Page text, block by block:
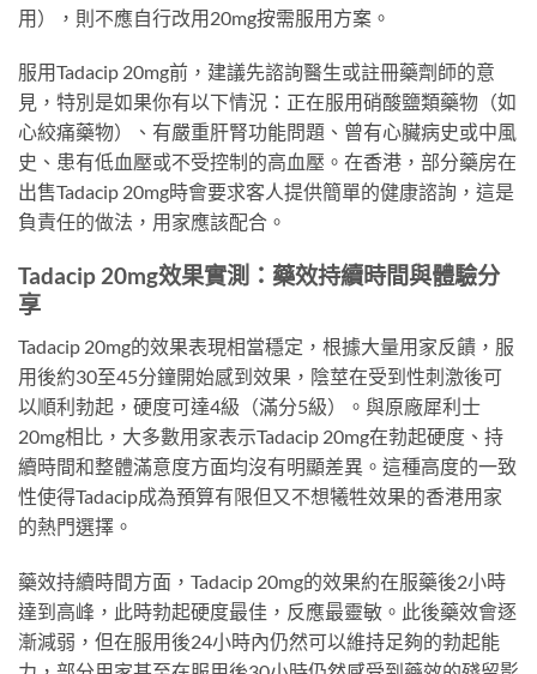
用），則不應自行改用20mg按需服用方案。
服用Tadacip 20mg前，建議先諮詢醫生或註冊藥劑師的意
見，特別是如果你有以下情況：正在服用硝酸鹽類藥物（如
心絞痛藥物）、有嚴重肝腎功能問題、曾有心臟病史或中風
史、患有低血壓或不受控制的高血壓。在香港，部分藥房在
出售Tadacip 20mg時會要求客人提供簡單的健康諮詢，這是
負責任的做法，用家應該配合。
Tadacip 20mg效果實測：藥效持續時間與體驗分
享
Tadacip 20mg的效果表現相當穩定，根據大量用家反饋，服
用後約30至45分鐘開始感到效果，陰莖在受到性刺激後可
以順利勃起，硬度可達4級（滿分5級）。與原廠犀利士
20mg相比，大多數用家表示Tadacip 20mg在勃起硬度、持
續時間和整體滿意度方面均沒有明顯差異。這種高度的一致
性使得Tadacip成為預算有限但又不想犧牲效果的香港用家
的熱門選擇。
藥效持續時間方面，Tadacip 20mg的效果約在服藥後2小時
達到高峰，此時勃起硬度最佳，反應最靈敏。此後藥效會逐
漸減弱，但在服用後24小時內仍然可以維持足夠的勃起能